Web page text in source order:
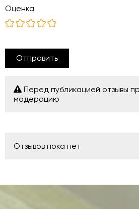
Оценка
Отправить
Перед публикацией отзывы
модерацию
Отзывов пока нет